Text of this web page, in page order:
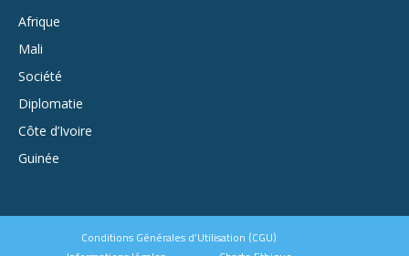
Afrique
Mali
Société
Diplomatie
Côte d’Ivoire
Guinée
Conditions Générales d’Utilisation (CGU)